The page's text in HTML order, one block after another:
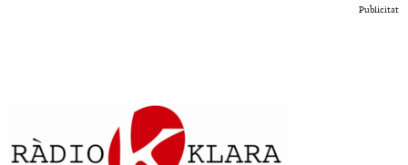
Publicitat